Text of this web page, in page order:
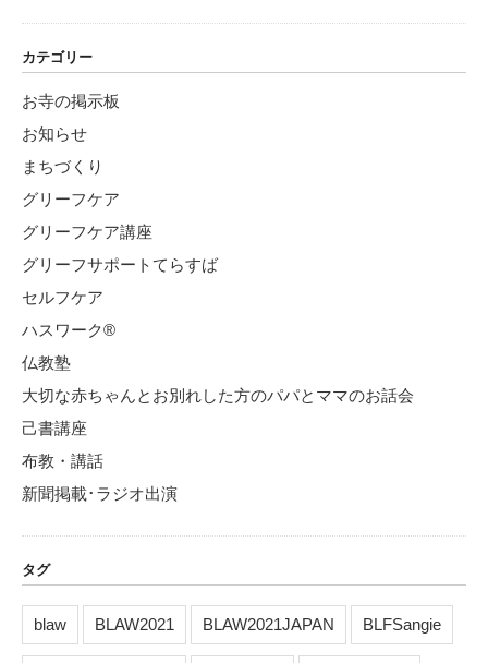
カテゴリー
お寺の掲示板
お知らせ
まちづくり
グリーフケア
グリーフケア講座
グリーフサポートてらすば
セルフケア
ハスワーク®
仏教塾
大切な赤ちゃんとお別れした方のパパとママのお話会
己書講座
布教・講話
新聞掲載･ラジオ出演
タグ
blaw BLAW2021 BLAW2021JAPAN BLFSangie